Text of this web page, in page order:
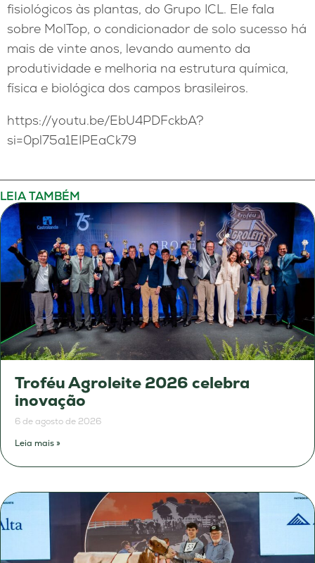
fisiológicos às plantas, do Grupo ICL. Ele fala
sobre MolTop, o condicionador de solo sucesso há
mais de vinte anos, levando aumento da
produtividade e melhoria na estrutura química,
física e biológica dos campos brasileiros.
https://youtu.be/EbU4PDFckbA?
si=0pl75a1EIPEaCk79
LEIA TAMBÉM
Troféu Agroleite 2026 celebra
inovação
6 de agosto de 2026
Leia mais »